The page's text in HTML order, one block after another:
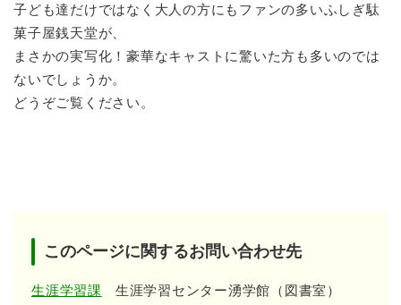
子ども達だけではなく大人の方にもファンの多いふしぎ駄
菓子屋銭天堂が、
まさかの実写化！豪華なキャストに驚いた方も多いのでは
ないでしょうか。
どうぞご覧ください。
このページに関するお問い合わせ先
生涯学習課 生涯学習センター湧学館（図書室）